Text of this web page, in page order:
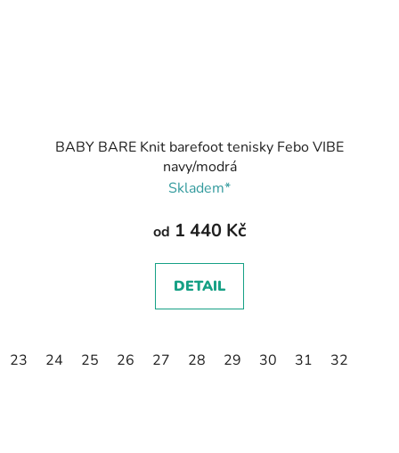
BABY BARE Knit barefoot tenisky Febo VIBE
navy/modrá
Skladem*
od 1 440 Kč
DETAIL
23 24 25 26 27 28 29 30 31 32